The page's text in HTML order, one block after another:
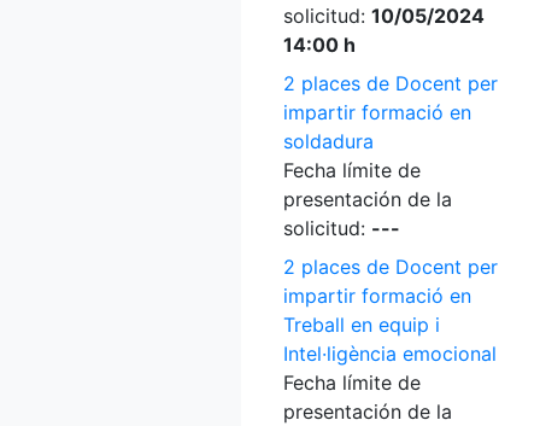
solicitud: 10/05/2024
14:00 h
2 places de Docent per
impartir formació en
soldadura
Fecha límite de
presentación de la
solicitud: ---
2 places de Docent per
impartir formació en
Treball en equip i
Intel·ligència emocional
Fecha límite de
presentación de la